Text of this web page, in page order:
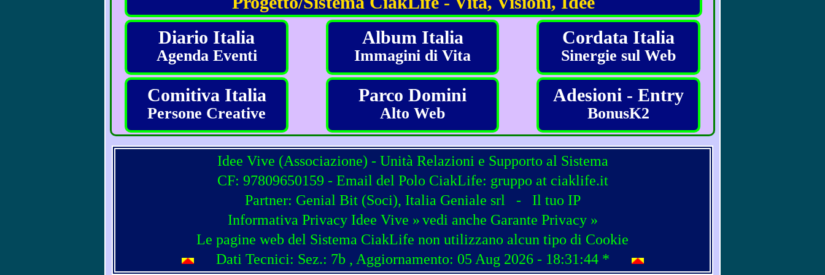
Diario Italia
Agenda Eventi
Album Italia
Immagini di Vita
Cordata Italia
Sinergie sul Web
Comitiva Italia
Persone Creative
Parco Domini
Alto Web
Adesioni - Entry
BonusK2
Idee Vive (Associazione) - Unità Relazioni e Supporto al Sistema
CF: 97809650159 - Email del Polo CiakLife: gruppo at ciaklife.it
Partner: Genial Bit(Soci), Italia Geniale srl - Il tuo IP
Informativa Privacy Idee Vive »vedi anche Garante Privacy »
Le pagine web del Sistema CiakLife non utilizzano alcun tipo di Cookie
Dati Tecnici: Sez.: 7b , Aggiornamento: 05 Aug 2026 - 18:31:44 *